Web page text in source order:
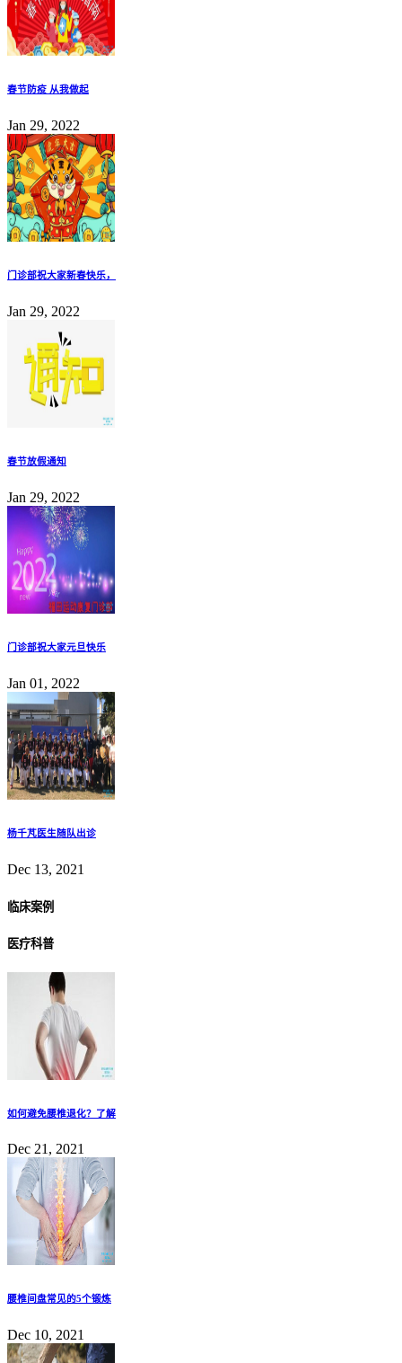
春节防疫 从我做起
Jan 29, 2022
门诊部祝大家新春快乐，
Jan 29, 2022
春节放假通知
Jan 29, 2022
门诊部祝大家元旦快乐
Jan 01, 2022
杨千芃医生随队出诊
Dec 13, 2021
临床案例
医疗科普
如何避免腰椎退化？了解
Dec 21, 2021
腰椎间盘常见的5个锻炼
Dec 10, 2021